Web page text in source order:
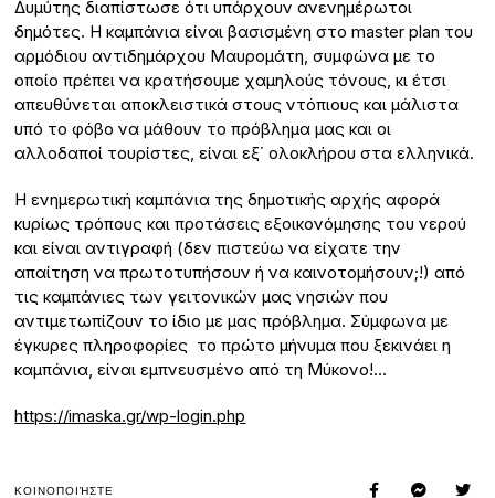
Δυμύτης διαπίστωσε ότι υπάρχουν ανενημέρωτοι
δημότες. Η καμπάνια είναι βασισμένη στο master plan του
αρμόδιου αντιδημάρχου Μαυρομάτη, συμφώνα με το
οποίο πρέπει να κρατήσουμε χαμηλούς τόνους, κι έτσι
απευθύνεται αποκλειστικά στους ντόπιους και μάλιστα
υπό το φόβο να μάθουν το πρόβλημα μας και οι
αλλοδαποί τουρίστες, είναι εξ΄ ολοκλήρου στα ελληνικά.
Η ενημερωτική καμπάνια της δημοτικής αρχής αφορά
κυρίως τρόπους και προτάσεις εξοικονόμησης του νερού
και είναι αντιγραφή (δεν πιστεύω να είχατε την
απαίτηση να πρωτοτυπήσουν ή να καινοτομήσουν;!) από
τις καμπάνιες των γειτονικών μας νησιών που
αντιμετωπίζουν το ίδιο με μας πρόβλημα. Σύμφωνα με
έγκυρες πληροφορίες το πρώτο μήνυμα που ξεκινάει η
καμπάνια, είναι εμπνευσμένο από τη Μύκονο!…
https://imaska.gr/wp-login.php
ΚΟΙΝΟΠΟΙΉΣΤΕ